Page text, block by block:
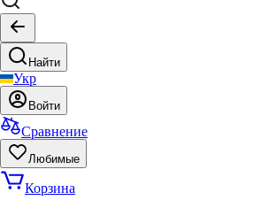
Найти
Укр
Войти
Сравнение
Любимые
Корзина